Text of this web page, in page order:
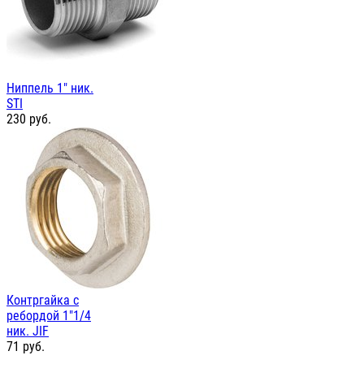
Ниппель 1" ник.
STI
230 руб.
Контргайка с
ребордой 1"1/4
ник. JIF
71 руб.